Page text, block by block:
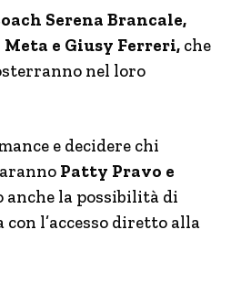
Serena Brancale,
e Giusy Ferreri, che
nel loro
e decidere chi
Patty Pravo e
anche la possibilità di
l’accesso diretto alla